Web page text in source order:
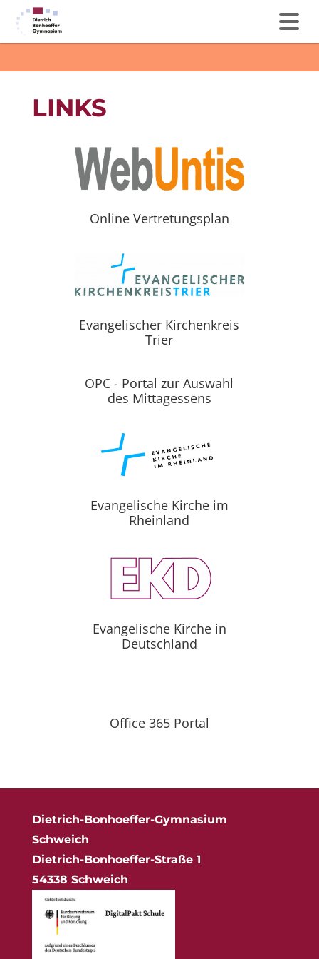
LINKS
Online Vertretungsplan
Evangelischer Kirchenkreis
Trier
OPC - Portal zur Auswahl
des Mittagessens
Evangelische Kirche im
Rheinland
Evangelische Kirche in
Deutschland
Office 365 Portal
Dietrich-Bonhoeffer-Gymnasium
Schweich
Dietrich-Bonhoeffer-Straße 1
54338 Schweich